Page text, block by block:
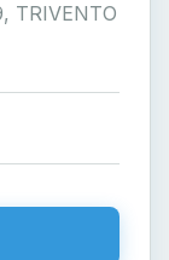
TRIVENTO